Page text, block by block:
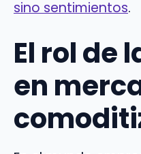
sino sentimientos.
El rol de
en